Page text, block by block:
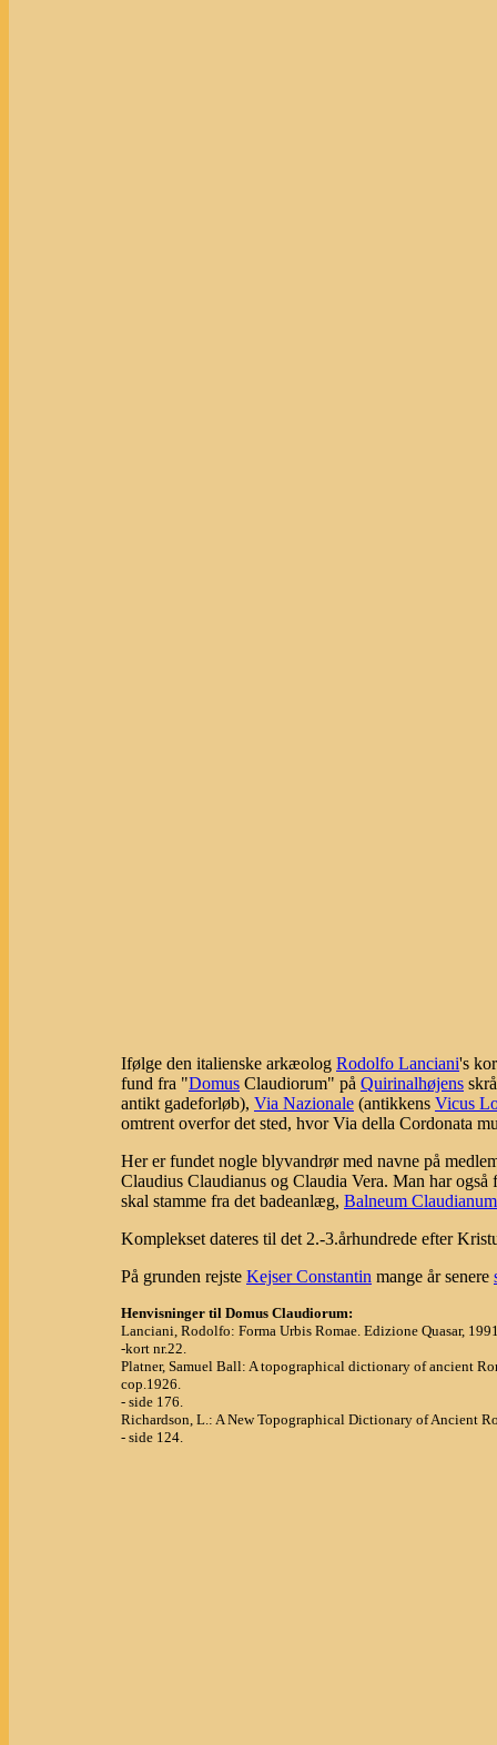
Ifølge den italienske arkæolog Rodolfo Lanciani's
fund fra "Domus Claudiorum" på Quirinalhøjens
antikt gadeforløb), Via Nazionale (antikkens Vicus
omtrent overfor det sted, hvor Via della Cordonata
Her er fundet nogle blyvandrør med navne på
Claudius Claudianus og Claudia Vera. Man har
skal stamme fra det badeanlæg, Balneum Claudianum
Komplekset dateres til det 2.-3.århundrede efter
På grunden rejste Kejser Constantin mange år senere
Henvisninger til Domus Claudiorum:
Lanciani, Rodolfo: Forma Urbis Romae. Edizione Quasar,
-kort nr.22.
Platner, Samuel Ball: A topographical dictionary of ancient
cop.1926.
- side 176.
Richardson, L.: A New Topographical Dictionary of Ancient
- side 124.